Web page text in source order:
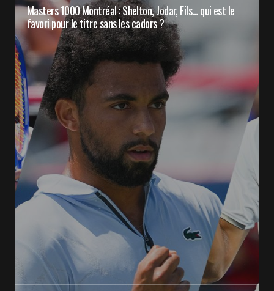
Masters 1000 Montréal : Shelton, Jodar, Fils… qui est le
favori pour le titre sans les cadors ?